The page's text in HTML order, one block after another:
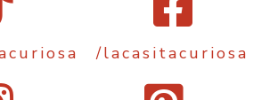
/lacasitacuriosa